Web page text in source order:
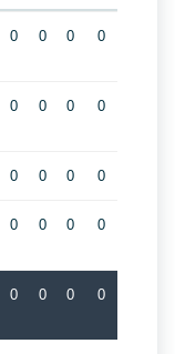
0 0 0 0
0 0 0 0
0 0 0 0
0 0 0 0
0 0 0 0